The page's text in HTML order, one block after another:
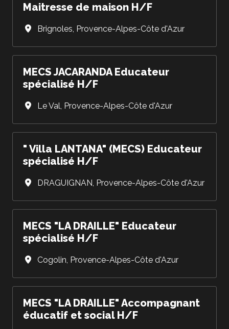
Maitresse de maison H/F
Brignoles, Provence-Alpes-Côte d'Azur
MECS JACARANDA Educateur
spécialisé H/F
Le Val, Provence-Alpes-Côte d'Azur
" Villa LANTANA" (MECS) Educateur
spécialisé H/F
DRAGUIGNAN, Provence-Alpes-Côte d'Azur
MECS "LA DRAILLE" Educateur
spécialisé H/F
Cogolin, Provence-Alpes-Côte d'Azur
MECS "LA DRAILLE" Accompagnant
éducatif et social H/F